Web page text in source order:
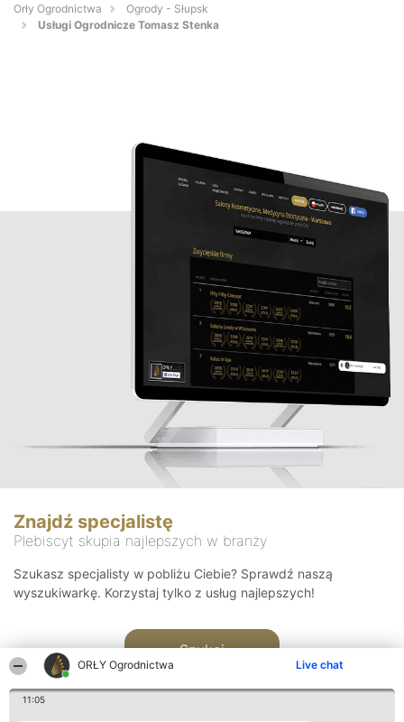
ORŁY Ogrodnictwa Live chat
11:05
Orły Ogrodnictwa
Ogrody - Słupsk
Usługi Ogrodnicze Tomasz Stenka
Znajdź specjalistę
Plebiscyt skupia najlepszych w branży
Szukasz specjalisty w pobliżu Ciebie? Sprawdź naszą
wyszukiwarkę. Korzystaj tylko z usług najlepszych!
Szukaj